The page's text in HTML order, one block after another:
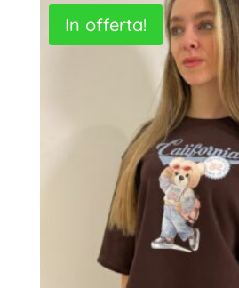
era:
69,90€.
è:
48,00€.
In offerta!